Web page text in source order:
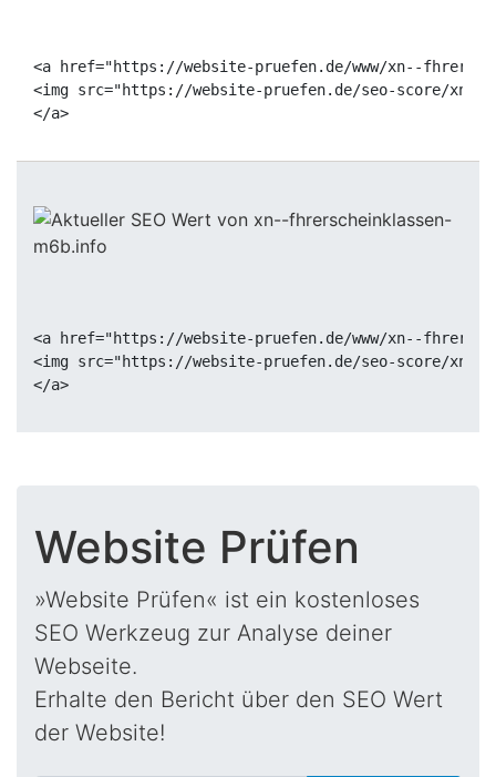
<a href="https://website-pruefen.de/www/xn--
<img src="https://website-pruefen.de/seo-score/xn--
<a href="https://website-pruefen.de/www/xn--
<img src="https://website-pruefen.de/seo-score/xn--
Website Prüfen
»Website Prüfen« ist ein kostenloses
SEO Werkzeug zur Analyse deiner
Webseite.
Erhalte den Bericht über den SEO Wert
der Website!